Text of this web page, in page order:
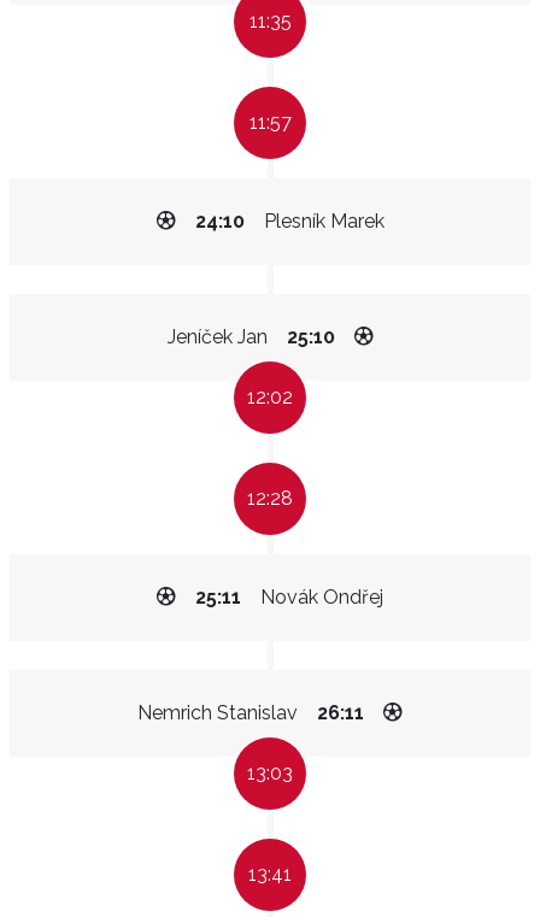
11:35
11:57
Plesník Marek
24:10
Jeníček Jan 25:10
12:02
12:28
Novák Ondřej
25:11
Nemrich Stanislav 26:11
13:03
13:41